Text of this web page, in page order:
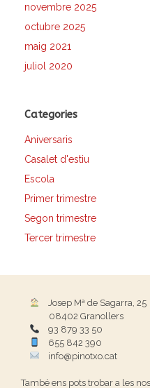
novembre 2025
octubre 2025
maig 2021
juliol 2020
Categories
Aniversaris
Casalet d'estiu
Escola
Primer trimestre
Segon trimestre
Tercer trimestre
Josep Mª de Sagarra, 25
08402 Granollers
93 879 33 50
655 842 390
info@pinotxo.cat
També ens pots trobar a les